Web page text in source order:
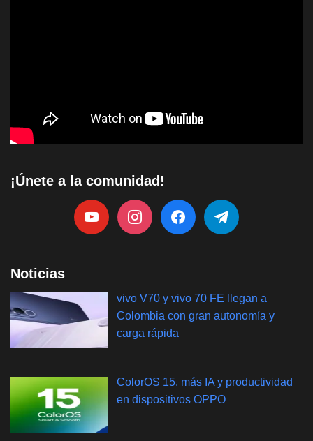
¡Únete a la comunidad!
Noticias
vivo V70 y vivo 70 FE llegan a
Colombia con gran autonomía y
carga rápida
ColorOS 15, más IA y productividad
en dispositivos OPPO